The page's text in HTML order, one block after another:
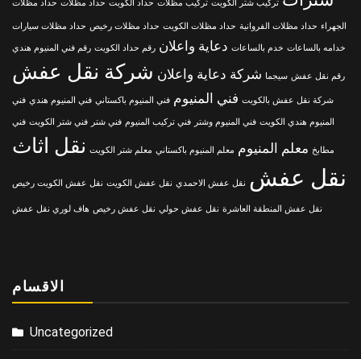
تركيب شتر الكويت تركيب مظلات حداد الكويت حداد مظلات حداد مظلات
الجهراء حداد مظلات الفروانية حداد مظلات الكويت حداد مظلات رخيص حداد مظلات سيارات
خدامه بالساعات خدم بالساعات دعاية واعلان رقم حداد الكويت رقم فني المنيوم هندي
رقم نقل عفش سيجما شركة دعاية واعلان شركة نقل عفش
شركة نقل عفش بالكويت فني المنيوم فني المنيوم باكستاني فني المنيوم هندي فني
المنيوم هندي الكويت فني المنيوم وشتر فني تركيب المنيوم فني شتر فني شتر الكويت فني
مطابخ معلم المنيوم معلم المنيوم باكستاني معلم شتر الكويت نقل اثاث
نقل عفش نقل عفش الاحمدي نقل عفش الكويت نقل عفش الكويت رخيص
نقل عفش المنطقة العاشرة نقل عفش حولي نقل عفش رخيص هاف لوري نقل عفش
الاقسام
Uncategorized